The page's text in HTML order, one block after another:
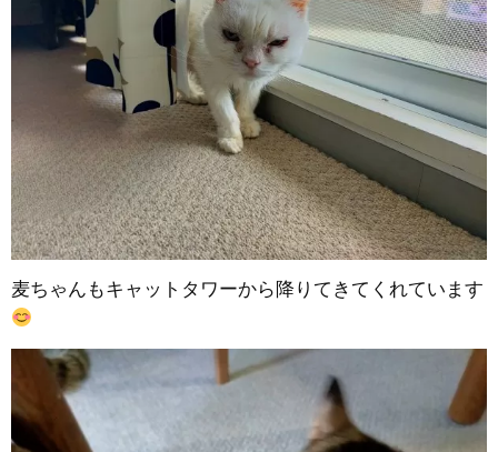
麦ちゃんもキャットタワーから降りてきてくれています